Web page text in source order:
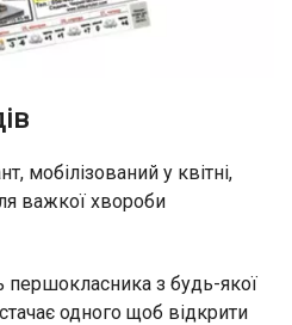
мобілізований у квітні,
важкої хвороби
з будь-якої
одного щоб відкрити